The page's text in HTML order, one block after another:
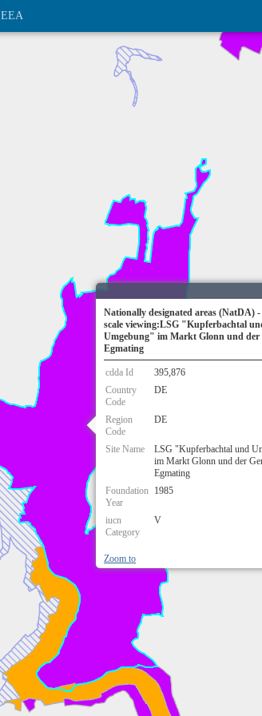
Nationally designated areas (NatDA)
scale viewing:LSG "Kupferbachtal
Umgebung" im Markt Glonn und der
Egmating
cdda Id
395,876
Country
Code
DE
Region
Code
DE
Site Name
LSG "Kupferbachtal und
im Markt Glonn und der
Egmating
Foundation
Year
1985
iucn
Category
V
Zoom to
EEA